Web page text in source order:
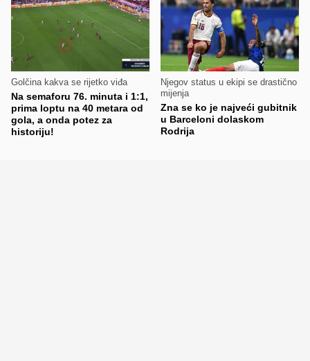
Golčina kakva se rijetko viđa
Na semaforu 76. minuta i 1:1,
prima loptu na 40 metara od
gola, a onda potez za
historiju!
Njegov status u ekipi se drastično
mijenja
Zna se ko je najveći gubitnik
u Barceloni dolaskom
Rodrija